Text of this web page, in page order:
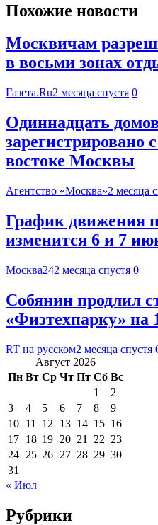
Похожие новости
Москвичам
в восьми зонах
Газета.Ru2 месяца спустя 0
Одиннадцать
зарегистрировано
востоке Москвы
Агентство «Москва»2 месяца
График движения
изменится 6 и 7
Москва242 месяца спустя 0
Собянин продлил
«Физтехпарку» на
RT на русском2 месяца спустя
Август 2026
Пн Вт Ср Чт Пт Сб Вс
1
2
3
4 5 6 7 8
9
10 11 12 13 14 15 16
17 18 19 20 21 22 23
24 25 26 27 28 29 30
31
« Июл
Рубрики